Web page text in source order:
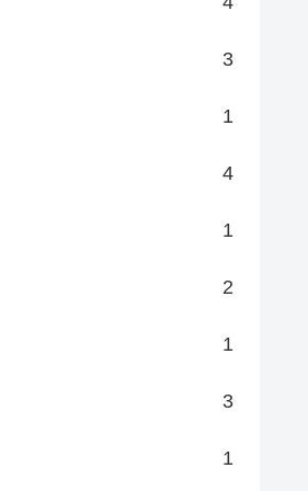
3
1
4
1
2
1
3
1